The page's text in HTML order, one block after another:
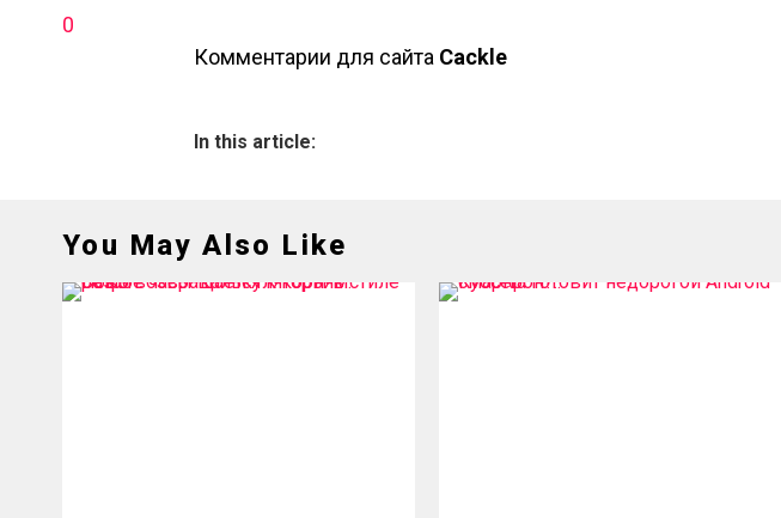
0
Комментарии для сайта Cackl e
In this article:
You May Also Like